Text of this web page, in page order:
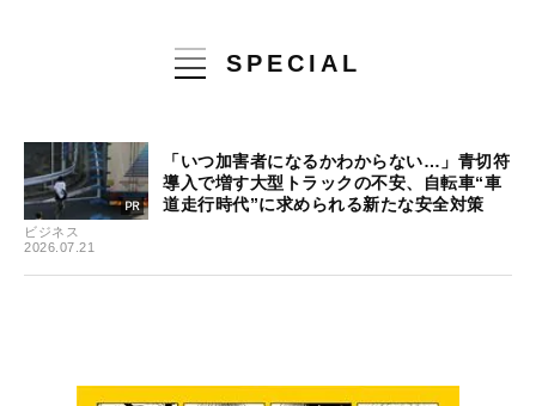
SPECIAL
ビジネス
2026.07.21
「いつ加害者になるかわからない…」青切符
導入で増す大型トラックの不安、自転車“車
道走行時代”に求められる新たな安全対策